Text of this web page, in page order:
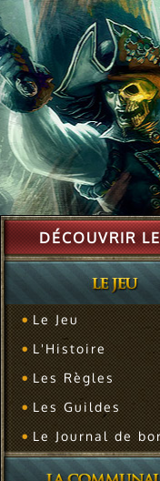
DÉCOUVRIR
Le Jeu
L'Histoire
Les Règles
Les Guildes
Le Journal de